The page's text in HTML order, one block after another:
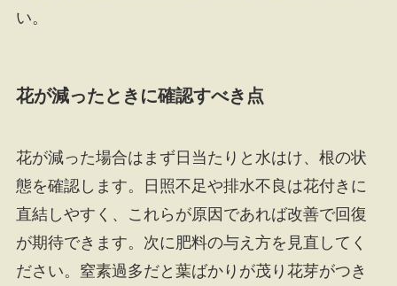
い。
花が減ったときに確認すべき点
花が減った場合はまず日当たりと水はけ、根の状
態を確認します。日照不足や排水不良は花付きに
直結しやすく、これらが原因であれば改善で回復
が期待できます。次に肥料の与え方を見直してく
ださい。窒素過多だと葉ばかりが茂り花芽がつき